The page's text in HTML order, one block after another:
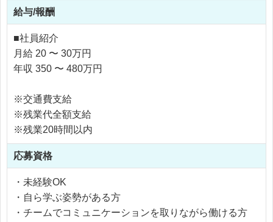
給与/報酬
■社員紹介
月給 20 〜 30万円
年収 350 〜 480万円
※交通費支給
※残業代全額支給
※残業20時間以内
応募資格
・未経験OK
・自ら学ぶ姿勢がある方
・チームでコミュニケーションを取りながら働ける方